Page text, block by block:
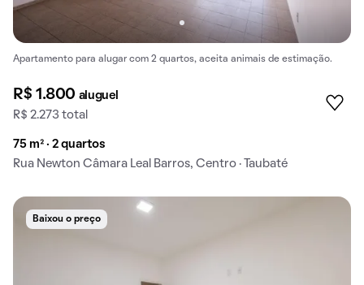
Apartamento para alugar com 2 quartos, aceita animais de estimação.
R$ 1.800 aluguel
R$ 2.273 total
75 m² · 2 quartos
Rua Newton Câmara Leal Barros, Centro · Taubaté
Baixou o preço